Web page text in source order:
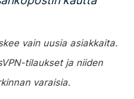
vain uusia asiakkaita.
tilaukset ja niiden
varaisia.